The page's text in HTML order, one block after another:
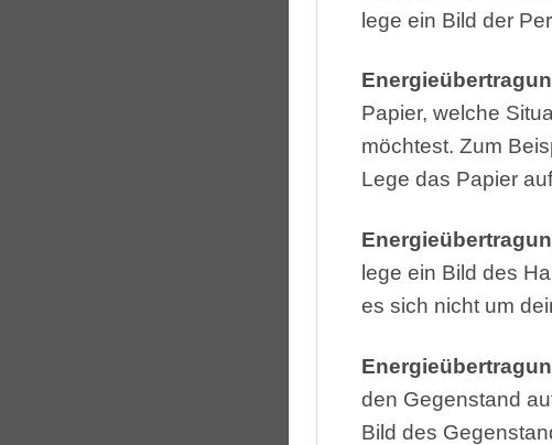
lege ein Bild der
Papier, welche
möchtest. Zum
Lege das Papier
lege ein Bild des
es sich nicht um
den Gegenstand
Bild des